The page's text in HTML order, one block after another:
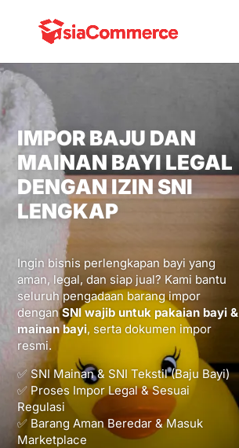
IMPOR BAJU DAN
MAINAN BAYI LEGAL
DENGAN IZIN SNI
LENGKAP
Ingin bisnis perlengkapan bayi yang
aman, legal, dan siap jual? Kami bantu
seluruh pengadaan barang impor
denganSNI wajib untuk pakaian bayi &
mainan bayi, serta dokumen impor
resmi.
✅ SNI Mainan & SNI Tekstil (Baju Bayi)
✅ Proses Impor Legal & Sesuai
Regulasi
✅ Barang Aman Beredar & Masuk
Marketplace